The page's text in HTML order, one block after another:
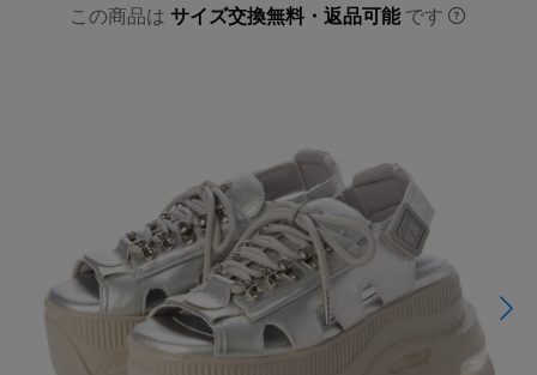
この商品は サイズ交換無料・返品可能です